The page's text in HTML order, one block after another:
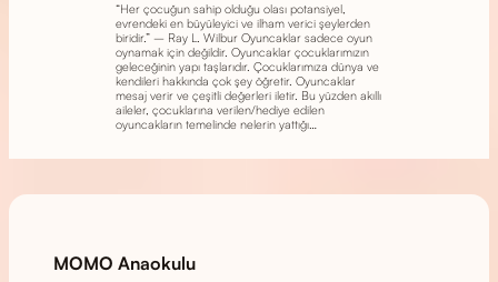
“Her çocuğun sahip olduğu olası potansiyel,
evrendeki en büyüleyici ve ilham verici şeylerden
biridir.” – Ray L. Wilbur Oyuncaklar sadece oyun
oynamak için değildir. Oyuncaklar çocuklarımızın
geleceğinin yapı taşlarıdır. Çocuklarımıza dünya ve
kendileri hakkında çok şey öğretir. Oyuncaklar
mesaj verir ve çeşitli değerleri iletir. Bu yüzden akıllı
aileler, çocuklarına verilen/hediye edilen
oyuncakların temelinde nelerin yattığı…
MOMO Anaokulu